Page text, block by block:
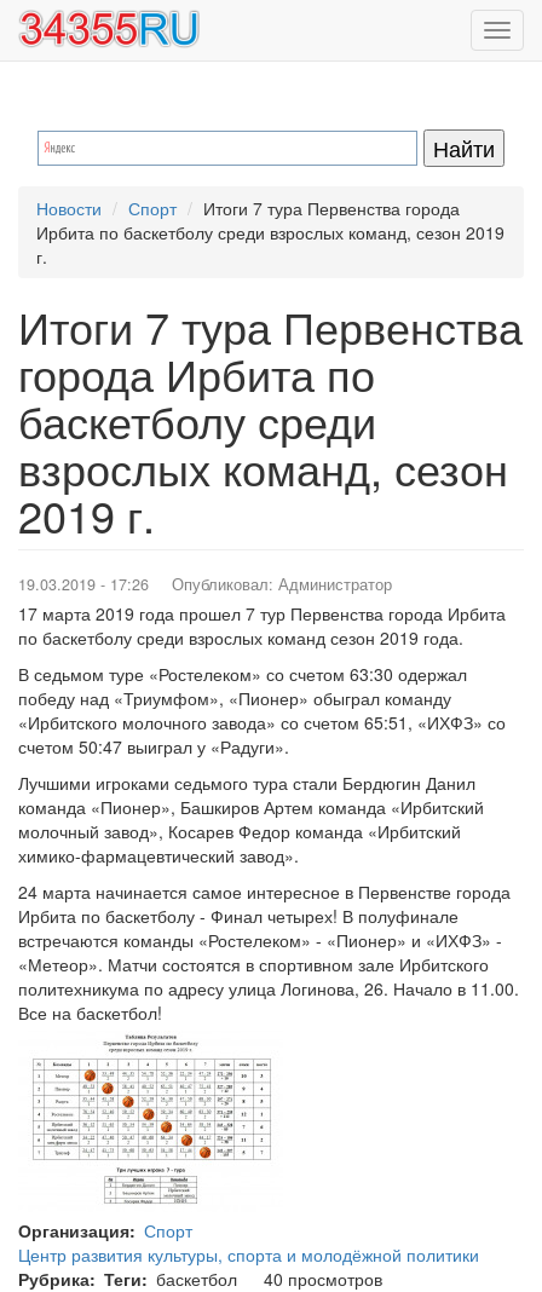
Перейти
основному
Новости Спорт
Итоги 7 тура Первенства города
Ирбита по баскетболу среди взрослых команд, сезон 2019
г.
Итоги 7 тура Первенства
города Ирбита по
баскетболу среди
взрослых команд, сезон
2019 г.
19.03.2019 - 17:26 Опубликовал: Администратор
17 марта 2019 года прошел 7 тур Первенства города Ирбита
по баскетболу среди взрослых команд сезон 2019 года.
В седьмом туре «Ростелеком» со счетом 63:30 одержал
победу над «Триумфом», «Пионер» обыграл команду
«Ирбитского молочного завода» со счетом 65:51, «ИХФЗ» со
счетом 50:47 выиграл у «Радуги».
Лучшими игроками седьмого тура стали Бердюгин Данил
команда «Пионер», Башкиров Артем команда «Ирбитский
молочный завод», Косарев Федор команда «Ирбитский
химико-фармацевтический завод».
24 марта начинается самое интересное в Первенстве города
Ирбита по баскетболу - Финал четырех! В полуфинале
встречаются команды «Ростелеком» - «Пионер» и «ИХФЗ» -
«Метеор». Матчи состоятся в спортивном зале Ирбитского
политехникума по адресу улица Логинова, 26. Начало в 11.00.
Все на баскетбол!
Организация
Центр развития культуры, спорта и молодёжной политики
Рубрика
Спорт
Теги
баскетбол 40 просмотров